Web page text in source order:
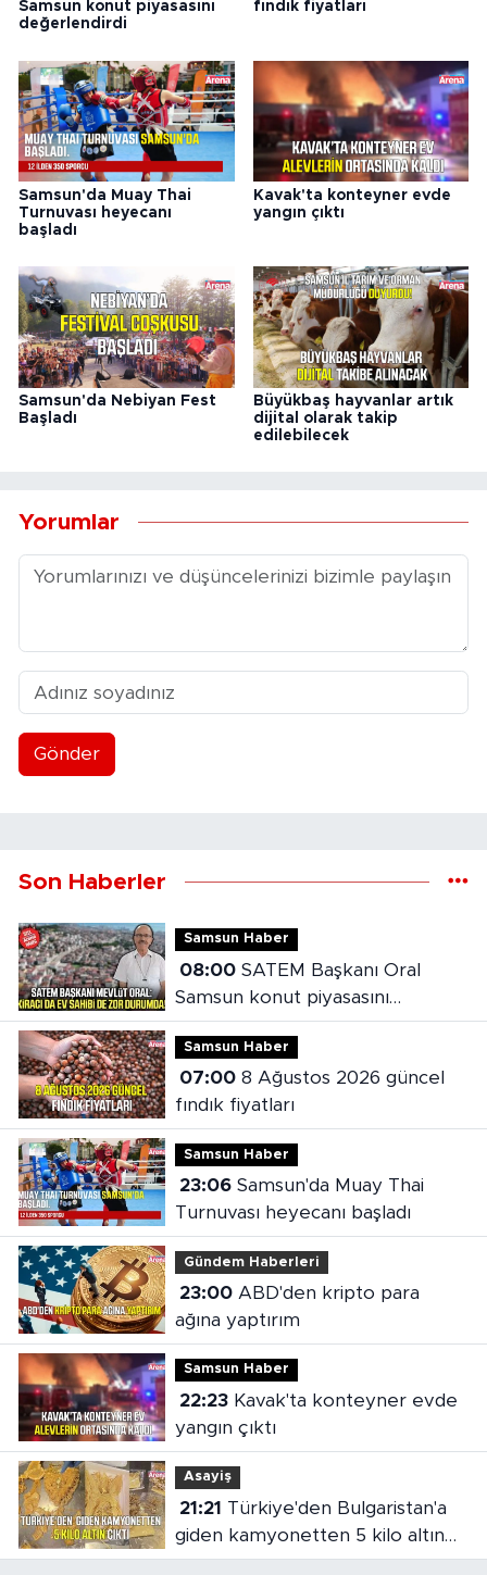
Samsun konut piyasasını
değerlendirdi
fındık fiyatları
Samsun'da Muay Thai
Turnuvası heyecanı
başladı
Kavak'ta konteyner evde
yangın çıktı
Samsun'da Nebiyan Fest
Başladı
Büyükbaş hayvanlar artık
dijital olarak takip
edilebilecek
Yorumlar
Gönder
Son Haberler
Samsun Haber
08:00SATEM Başkanı Oral
Samsun konut piyasasını
değerlendirdi
Samsun Haber
07:008 Ağustos 2026 güncel
fındık fiyatları
Samsun Haber
23:06Samsun'da Muay Thai
Turnuvası heyecanı başladı
Gündem Haberleri
23:00ABD'den kripto para
ağına yaptırım
Samsun Haber
22:23Kavak'ta konteyner evde
yangın çıktı
Asayiş
21:21
giden kamyonetten 5 kilo altın
çıktı